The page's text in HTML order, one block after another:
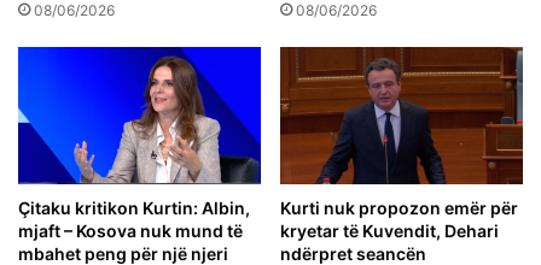
08/06/2026 08/06/2026
Çitaku kritikon Kurtin: Albin,
mjaft – Kosova nuk mund të
mbahet peng për një njeri
Kurti nuk propozon emër për
kryetar të Kuvendit, Dehari
ndërpret seancën